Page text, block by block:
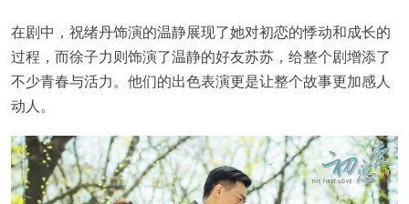
在剧中，祝绪丹饰演的温静展现了她对初恋的悸动和成长的
过程，而徐子力则饰演了温静的好友苏苏，给整个剧增添了
不少青春与活力。他们的出色表演更是让整个故事更加感人
动人。